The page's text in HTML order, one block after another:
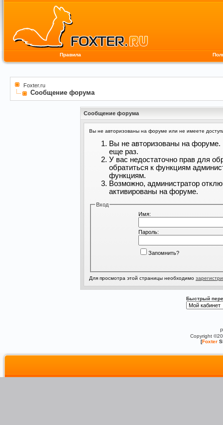
Правила
Foxter.ru
Сообщение форума
Сообщение форума
Вы не авторизованы на форуме или не имеете
Вы не авторизованы на форуме.
еще раз.
У вас недостаточно прав для
обратиться к функциям
функциям.
Возможно, администратор
активированы на форуме.
Вход
Имя:
Пароль:
Запомнить?
Для просмотра этой страницы необходимо
Быстрый
Copyright
[Foxter